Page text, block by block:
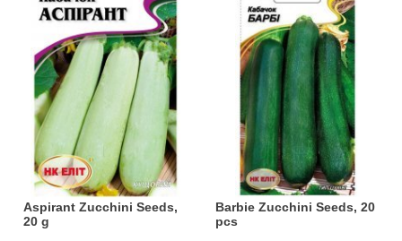
Aspirant Zucchini Seeds,
20 g
Barbie Zucchini Seeds, 20
pcs
Семена свеклы
Семена сельдерея
Семена сидератов
Семена табака
Семена томатов
клопов, блох, домашних и садовых муравьев
Средства защиты от комаров, москитов,
клещей, ос, мошек, слепней
Средства защиты от мух
Средства защиты от моли
Средства защиты от капустницы